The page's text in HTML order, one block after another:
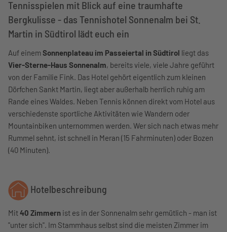
Tennisspielen mit Blick auf eine traumhafte
Bergkulisse - das Tennishotel Sonnenalm bei St.
Martin in Südtirol lädt euch ein
Auf einemSonnenplateau im Passeiertal in Südtirol liegt das
Vier-Sterne-Haus Sonnenalm, bereits viele, viele Jahre geführt
von der Familie Fink. Das Hotel gehört eigentlich zum kleinen
Dörfchen Sankt Martin, liegt aber außerhalb herrlich ruhig am
Rande eines Waldes. Neben Tennis können direkt vom Hotel aus
verschiedenste sportliche Aktivitäten wie Wandern oder
Mountainbiken unternommen werden. Wer sich nach etwas mehr
Rummel sehnt, ist schnell in Meran (15 Fahrminuten) oder Bozen
(40 Minuten).
Hotelbeschreibung
Mit40 Zimmern ist es in der Sonnenalm sehr gemütlich - man ist
"unter sich". Im Stammhaus selbst sind die meisten Zimmer im